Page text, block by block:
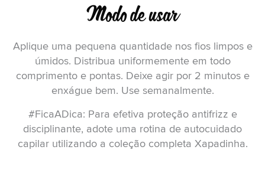
Modo de usar
Aplique uma pequena quantidade nos fios limpos e
úmidos. Distribua uniformemente em todo
comprimento e pontas. Deixe agir por 2 minutos e
enxágue bem. Use semanalmente.
#FicaADica: Para efetiva proteção antifrizz e
disciplinante, adote uma rotina de autocuidado
capilar utilizando a coleção completa Xapadinha.